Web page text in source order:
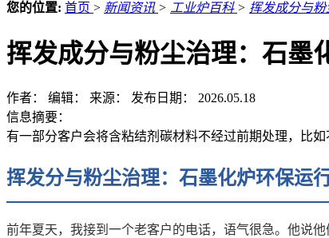
您的位置: 首页 > 新闻资讯 > 工业炉百科 > 挥发成分与
挥发成分与粉尘治理：石墨
作者： 编辑： 来源： 发布日期： 2026.05.18
信息摘要：
有一部分客户会将含粘结剂碳材料不经过前期处理，比
挥发分与粉尘治理：石墨化炉环保运
前年夏天，我接到一个老客户的电话，语气很急。他说